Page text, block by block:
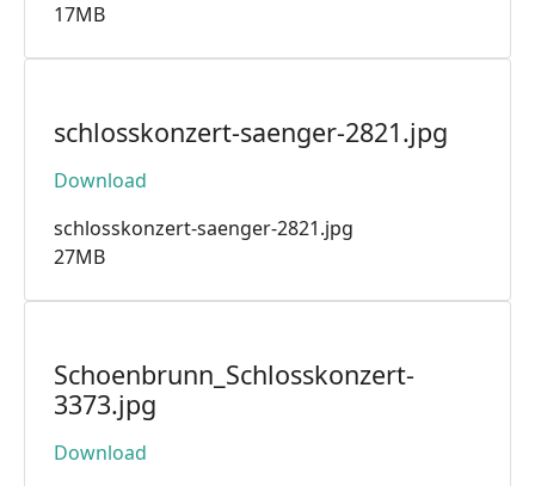
17MB
schlosskonzert-saenger-2821.jpg
Download
schlosskonzert-saenger-2821.jpg
27MB
Schoenbrunn_Schlosskonzert-
3373.jpg
Download